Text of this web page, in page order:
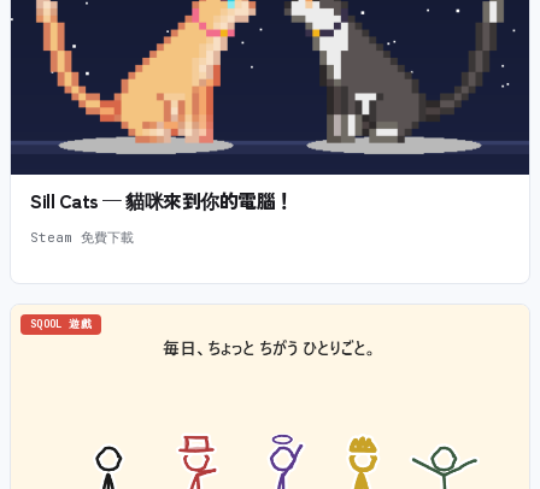
Sill Cats — 貓咪來到你的電腦！
Steam 免費下載
SQOOL 遊戲